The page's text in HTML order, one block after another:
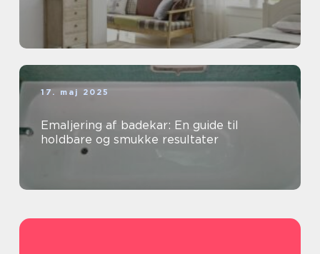
17. maj 2025
Emaljering af badekar: En guide til
holdbare og smukke resultater